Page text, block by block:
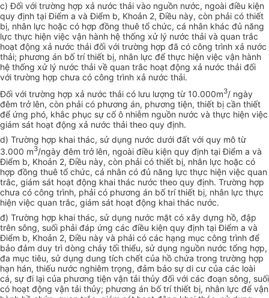
c) Đối với trường hợp xả nước thải vào nguồn nước, ngoài điều kiện
quy định tại Điểm a và Điểm b, Khoản 2, Điều này, còn phải có thiết
bị, nhân lực hoặc có hợp đồng thuê tổ chức, cá nhân khác đủ năng
lực thực hiện việc vận hành hệ thống xử lý nước thải và quan trắc
hoạt động xả nước thải đối với trường hợp đã có công trình xả nước
thải; phương án bố trí thiết bị, nhân lực để thực hiện việc vận hành
hệ thống xử lý nước thải về quan trắc hoạt động xả nước thải đối
với trường hợp chưa có công trình xả nước thải.
Đối với trường hợp xả nước thải có lưu lượng từ 10.000m3/ ngày
đêm trở lên, còn phải có phương án, phương tiện, thiết bị cần thiết
để ứng phó, khắc phục sự cố ô nhiễm nguồn nước và thực hiện việc
giám sát hoạt động xả nước thải theo quy định.
d) Trường hợp khai thác, sử dụng nước dưới đất với quy mô từ
3.000 m3/ngày đêm trở lên, ngoài điều kiện quy định tại Điểm a và
Điểm b, Khoản 2, Điều này, còn phải có thiết bị, nhân lực hoặc có
hợp đồng thuê tổ chức, cá nhân có đủ năng lực thực hiện việc quan
trắc, giám sát hoạt động khai thác nước theo quy định. Trường hợp
chưa có công trình, phải có phương án bố trí thiết bị, nhân lực thực
hiện việc quan trắc, giám sát hoạt động khai thác nước.
đ) Trường hợp khai thác, sử dụng nước mặt có xây dựng hồ, đập
trên sông, suối phải đáp ứng các điều kiện quy định tại Điểm a và
Điểm b, Khoản 2, Điều này và phải có các hạng mục công trình để
bảo đảm duy trì dòng chảy tối thiểu, sử dụng nguồn nước tổng hợp,
đa mục tiêu, sử dụng dung tích chết của hồ chứa trong trường hợp
hạn hán, thiếu nước nghiêm trọng, đảm bảo sự di cư của các loài
cá, sự đi lại của phương tiện vận tải thủy đối với các đoạn sông, suối
có hoạt động vận tải thủy; phương án bố trí thiết bị, nhân lực để vận